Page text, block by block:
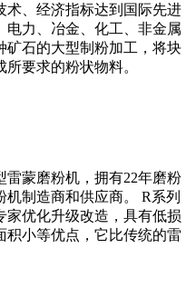
术、经济指标达到国际先进
电力、冶金、化工、非金属
矿石的大型制粉加工，将块
要求的粉状物料。
蒙磨粉机，拥有22年磨粉
制造商和供应商。 R系列
家优化升级改造，具有低损
积小等优点，它比传统的雷